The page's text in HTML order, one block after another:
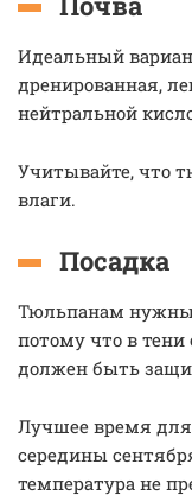
Идеальный
дренированная,
нейтральной
Учитывайте, что
влаги.
Посадка
Тюльпанам нужны
потому что в
должен быть
Лучшее время для
середины
температура не